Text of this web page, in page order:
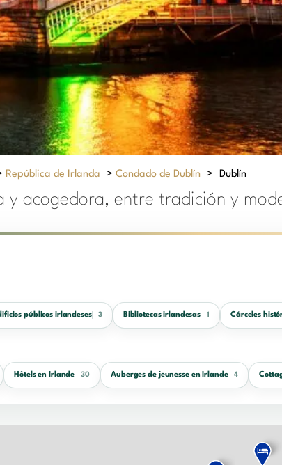
República de Irlanda > Condado de Dublín > Dublín
y acogedora, entre tradición y
públicos irlandeses 3 Bibliotecas irlandesas 1 Cárceles
Hôtels en Irlande 30 Auberges de jeunesse en Irlande 4